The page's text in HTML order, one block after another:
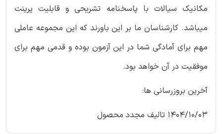
مکانیک سیالات با پاسخنامه تشریحی و قابلیت پرینت
میباشد. کارشناسان ما بر این باورند که این مجموعه عاملی
مهم برای آمادگی شما در این آزمون بوده و قدمی مهم برای
موفقیت در آن خواهد بود.
آخرین بروزرسانی ها:
1404/10/03 تالیف مجدد محصول